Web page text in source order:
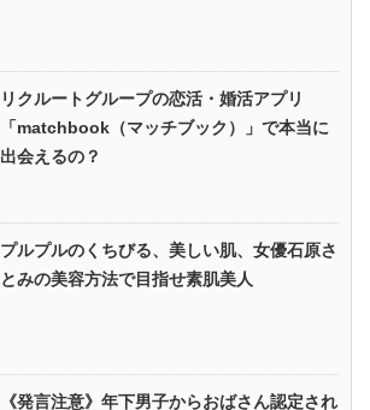
リクルートグループの恋活・婚活アプリ
「matchbook（マッチブック）」で本当に
出会えるの？
プルプルのくちびる、美しい肌、女優石原さ
とみの美容方法で目指せ素肌美人
《発言注意》年下男子からおばさん認定され